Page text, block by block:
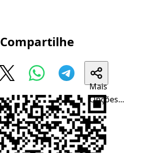
Compartilhe
Mais
Opções...